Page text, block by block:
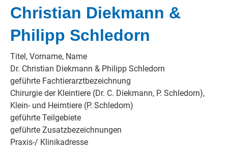
Christian Diekmann &
Philipp Schledorn
Titel, Vorname, Name
Dr. Christian Diekmann & Philipp Schledorn
geführte Fachtierarztbezeichnung
Chirurgie der Kleintiere (Dr. C. Diekmann, P. Schledorn),
Klein- und Heimtiere (P. Schledorn)
geführte Teilgebiete
geführte Zusatzbezeichnungen
Praxis-/ Klinikadresse